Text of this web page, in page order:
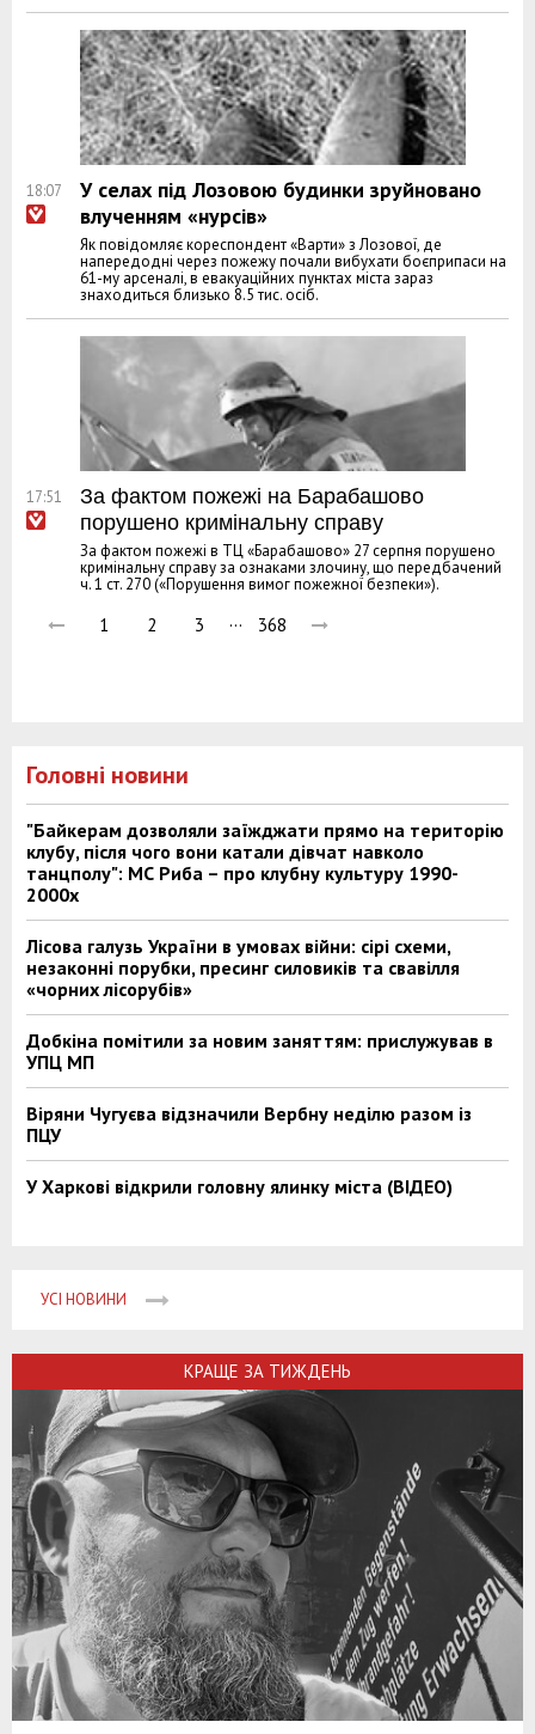
18:07
У селах під Лозовою будинки зруйновано
влученням «нурсів»
Як повідомляє кореспондент «Варти» з Лозової, де
напередодні через пожежу почали вибухати боєприпаси на
61-му арсеналі, в евакуаційних пунктах міста зараз
знаходиться близько 8.5 тис. осіб.
17:51
За фактом пожежі на Барабашово
порушено кримінальну справу
За фактом пожежі в ТЦ «Барабашово» 27 серпня порушено
кримінальну справу за ознаками злочину, що передбачений
ч. 1 ст. 270 («Порушення вимог пожежної безпеки»).
1 2 3 … 368
Головні новини
"Байкерам дозволяли заїжджати прямо на територію
клубу, після чого вони катали дівчат навколо
танцполу": МС Риба – про клубну культуру 1990-
2000х
Лісова галузь України в умовах війни: сірі схеми,
незаконні порубки, пресинг силовиків та свавілля
«чорних лісорубів»
Добкіна помітили за новим заняттям: прислужував в
УПЦ МП
Віряни Чугуєва відзначили Вербну неділю разом із
ПЦУ
У Харкові відкрили головну ялинку міста (ВІДЕО)
УСІ НОВИНИ
КРАЩЕ ЗА ТИЖДЕНЬ